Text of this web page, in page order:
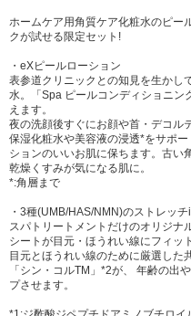
ホームケア用角質ケア化粧水のピー
クが試せる限定セット!
・eXピールローション
表参道クリニックとの知見を生かし
水。「Spa ピールコンディショニン
えます。
夜の洗顔後すぐにお顔や首・デコル
保湿化粧水や美容液の浸透*をサポ
ションのいいお肌に保ちます。古い
乾燥くすみが気になる肌に。
*:角層まで
・3種(UMB/HAS/NMN)のストレッ
スパトリートメントだけのオリジナ
シートが目元・ほうれい線にフィット
目元とほうれい線のために厳選した
「シン・コルTM」*2が、 年齢の出
プさせます。